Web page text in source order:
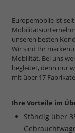
Europemobile ist
unseren besten
Wir sind Ihr
Mobilität. Bei uns
begleitet, denn nur
mit über 17
Ihre Vorteile im
Ständig über